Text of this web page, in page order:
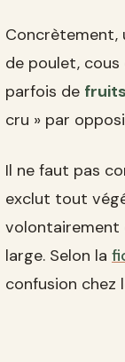
Concrètement,
de poulet, cous
parfois de
cru » par
Il ne faut pas
exclut tout
volontairement
large. Selon la
confusion chez